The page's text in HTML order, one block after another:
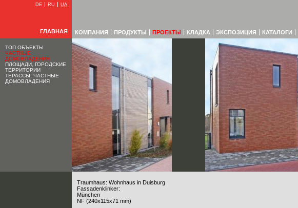
DE RU UA
ГЛАВНАЯ КОМПАНИЯ ПРОДУКТЫ ПРОЕКТЫ КЛАДКА ЭКСПОЗИЦИЯ КАТАЛОГИ
ТОП ОБЪЕКТЫ
ЧАСТНЫЕ
ДОМОВЛАДЕНИЯ
ПЛОЩАДИ, ГОРОДСКИЕ
ТЕРРИТОРИИ
ТЕРАССЫ, ЧАСТНЫЕ
ДОМОВЛАДЕНИЯ
Traumhaus: Wohnhaus in Duisburg
Fassadenklinker:
München
NF (240x115x71 mm)